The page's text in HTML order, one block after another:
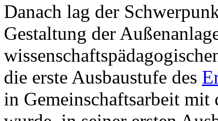
Danach lag der
Gestaltung der
die erste Ausbaustufe des
in Gemeinschaftsarbeit